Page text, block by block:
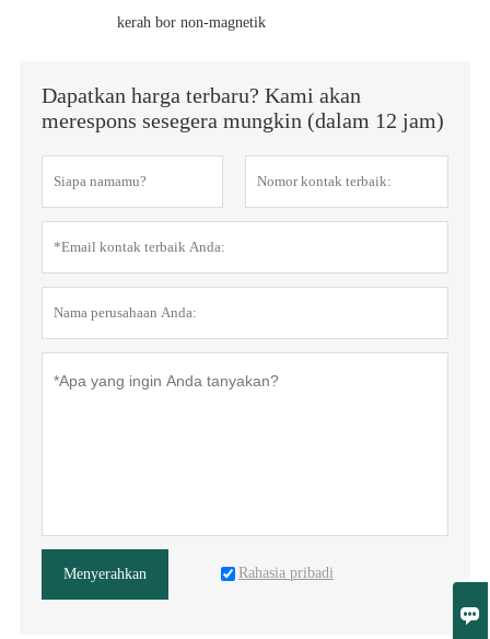

kerah bor non-magnetik
Dapatkan harga terbaru? Kami akan
merespons sesegera mungkin (dalam 12 jam)
Menyerahkan Rahasia pribadi